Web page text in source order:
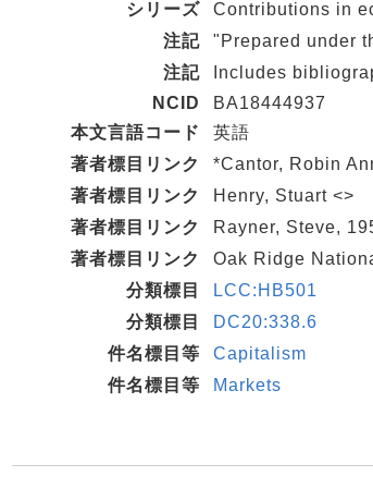
シリーズ
Contributions in
注記
"Prepared under
注記
Includes
NCID
BA18444937
本文言語コード
英語
著者標目リンク
*Cantor, Robin
著者標目リンク
Henry, Stuart <>
著者標目リンク
Rayner, Steve,
著者標目リンク
Oak Ridge
分類標目
LCC:HB501
分類標目
DC20:338.6
件名標目等
Capitalism
件名標目等
Markets